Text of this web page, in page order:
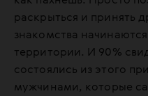
раскрыться и принять
знакомства
территории. И 90%
состоялись из этого
мужчинами, которые